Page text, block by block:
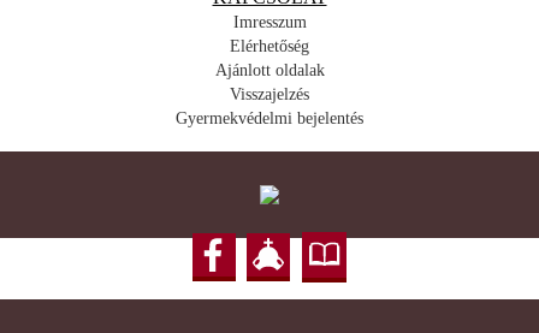
Imresszum
Elérhetőség
Ajánlott oldalak
Visszajelzés
Gyermekvédelmi bejelentés